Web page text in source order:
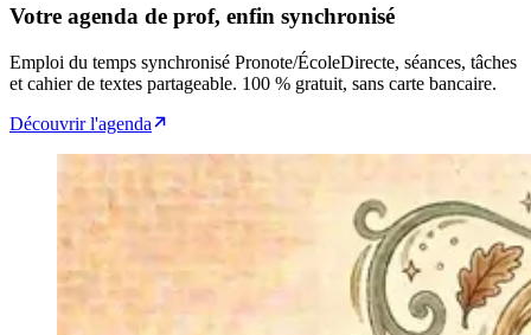
Votre agenda de prof, enfin synchronisé
Emploi du temps synchronisé Pronote/ÉcoleDirecte, séances, tâches
et cahier de textes partageable. 100 % gratuit, sans carte bancaire.
Découvrir l'agenda